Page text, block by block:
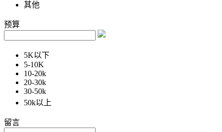
其他
预算
5K以下
5-10K
10-20k
20-30k
30-50k
50k以上
留言